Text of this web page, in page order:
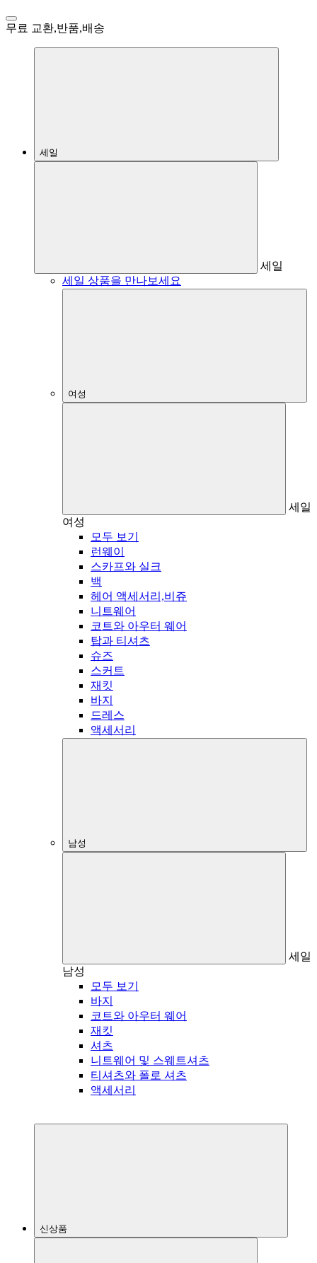
무료 교환,반품,배송
세일
세일
세일 상품을 만나보세요
여성
세일
여성
모두 보기
런웨이
스카프와 실크
백
헤어 액세서리,비쥬
니트웨어
코트와 아우터 웨어
탑과 티셔츠
슈즈
스커트
재킷
바지
드레스
액세서리
남성
세일
남성
모두 보기
바지
코트와 아우터 웨어
재킷
셔츠
니트웨어 및 스웨트셔츠
티셔츠와 폴로 셔츠
액세서리
신상품